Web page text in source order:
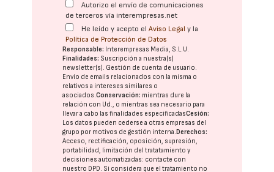
Autorizo el envío de comunicaciones
de terceros vía interempresas.net
He leído y acepto elAviso Legal y la
Política de Protección de Datos
Responsable: Interempresas Media, S.L.U.
Finalidades: Suscripción a nuestra(s)
newsletter(s). Gestión de cuenta de usuario.
Envío de emails relacionados con la misma o
relativos a intereses similares o
asociados.Conservación: mientras dure la
relación con Ud., o mientras sea necesario para
llevar a cabo las finalidades especificadasCesión:
Los datos pueden cederse a otras empresas del
grupo por motivos de gestión interna. Derechos:
Acceso, rectificación, oposición, supresión,
portabilidad, limitación del tratatamiento y
decisiones automatizadas: contacte con
nuestro DPD. Si considera que el tratamiento no